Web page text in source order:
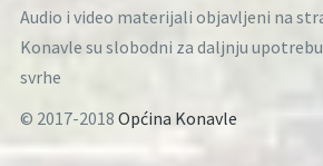
Audio i video materijali objavljeni na
Konavle su slobodni za daljnju
svrhe
© 2017-2018 Općina Konavle